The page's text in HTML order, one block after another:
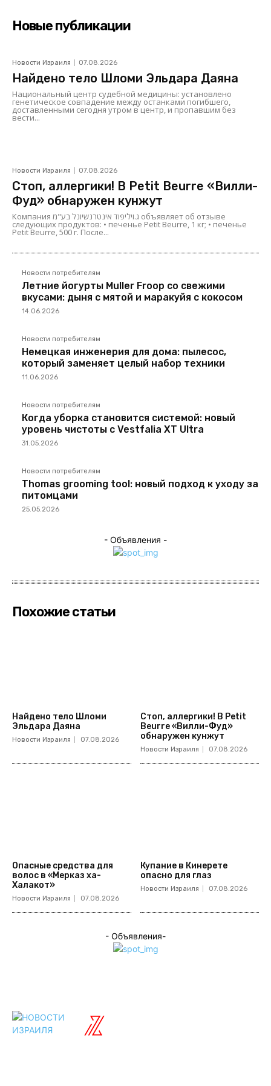
Новые публикации
Новости Израиля 07.08.2026
Найдено тело Шломи Эльдара Даяна
Национальный центр судебной медицины: установлено
генетическое совпадение между останками погибшего,
доставленными сегодня утром в центр, и пропавшим без
вести...
Новости Израиля 07.08.2026
Стоп, аллергики! В Petit Beurre «Вилли-
Фуд» обнаружен кунжут
Компания ג.ויליפוד אינטרנשיונל בע"מ объявляет об отзыве
следующих продуктов: • печенье Petit Beurre, 1 кг; • печенье
Petit Beurre, 500 г. После...
Новости потребителям
Летние йогурты Muller Froop со свежими
вкусами: дыня с мятой и маракуйя с кокосом
14.06.2026
Новости потребителям
Немецкая инженерия для дома: пылесос,
который заменяет целый набор техники
11.06.2026
Новости потребителям
Когда уборка становится системой: новый
уровень чистоты с Vestfalia XT Ultra
31.05.2026
Новости потребителям
Thomas grooming tool: новый подход к уходу за
питомцами
25.05.2026
- Объявления -
Похожие статьи
Найдено тело Шломи
Эльдара Даяна
Новости Израиля 07.08.2026
Стоп, аллергики! В Petit
Beurre «Вилли-Фуд»
обнаружен кунжут
Новости Израиля 07.08.2026
Опасные средства для
волос в «Мерказ ха-
Халакот»
Новости Израиля 07.08.2026
Купание в Кинерете
опасно для глаз
Новости Израиля 07.08.2026
- Объявления-